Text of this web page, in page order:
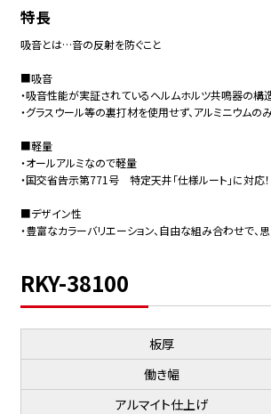
特長
吸音とは…音の反射を防ぐこと
■吸音
・吸音性能が実証されているヘルムホルツ共鳴器の構
・グラスウール等の裏打材を使用せず、アルミニウム
■軽量
・オールアルミなので軽量
・国交省告示第771号 特定天井「仕様ルート」に対応！
■デザイン性
・豊富なカラーバリエーション、自由な組み合わせで、
RKY-38100
板厚
働き幅
アルマイト仕上げ